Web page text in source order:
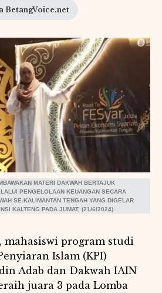
BetangVoice.net
MATERI DAKWAH BERTAJUK
PENGELOLAAN KEUANGAN SECARA
SE-KALIMANTAN TENGAH YANG DIGELAR
KALTENG PADA JUMAT, (21/6/2024).
mahasiswi program studi
Islam (KPI)
Adab dan Dakwah IAIN
juara 3 pada Lomba